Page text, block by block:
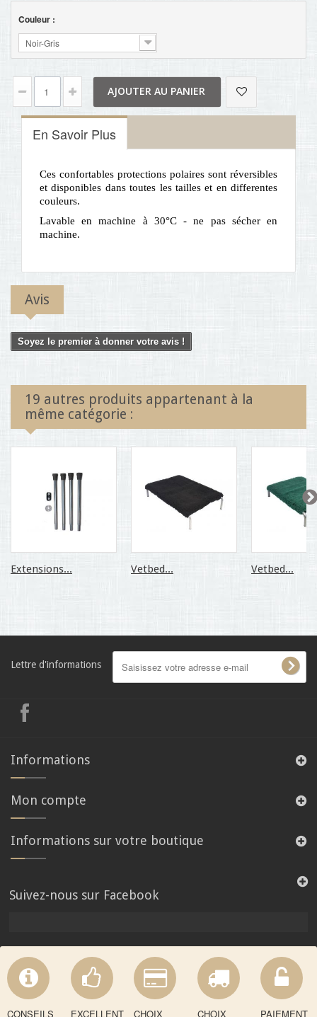
Couleur :
Noir-Gris
AJOUTER AU PANIER
En Savoir Plus
Ces confortables protections polaires sont réversibles
et disponibles dans toutes les tailles et en differentes
couleurs.
Lavable en machine à 30°C - ne pas sécher en
machine.
Avis
Soyez le premier à donner votre avis !
19 autres produits appartenant à la
même catégorie :
Extensions... Vetbed... Vetbed...
Lettre d'informations
Informations
Mon compte
Informations sur votre boutique
Suivez-nous sur Facebook
CONSEILS EXCELLENT CHOIX CHOIX PAIEMENT